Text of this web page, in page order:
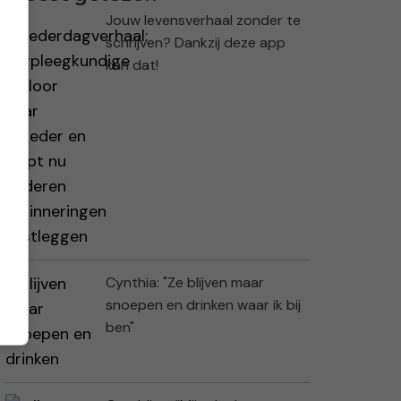
Jouw levensverhaal zonder te
schrijven? Dankzij deze app
kan dat!
Cynthia: "Ze blijven maar
snoepen en drinken waar ik bij
ben"